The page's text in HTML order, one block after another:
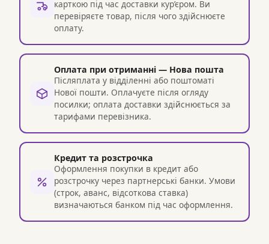
карткою під час доставки кур’єром. Ви
перевіряєте товар, після чого здійснюєте
оплату.
Оплата при отриманні — Нова пошта
Післяплата у відділенні або поштоматі
Нової пошти. Оплачуєте після огляду
посилки; оплата доставки здійснюється за
тарифами перевізника.
Кредит та розстрочка
Оформлення покупки в кредит або
розстрочку через партнерські банки. Умови
(строк, аванс, відсоткова ставка)
визначаються банком під час оформлення.